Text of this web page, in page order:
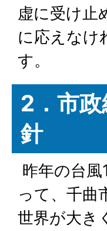
虚に受け止
に応えなけ
す。
2．市
針
昨年の台
って、千曲
世界が大き